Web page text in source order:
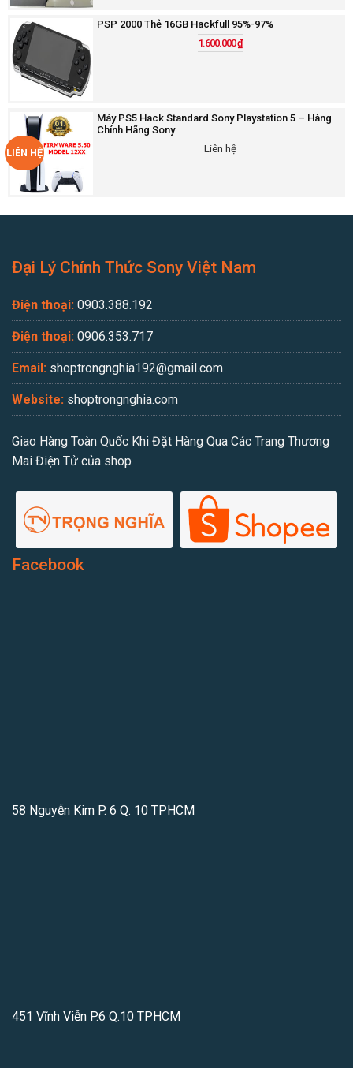
PSP 2000 Thẻ 16GB Hackfull 95%-97%
1.600.000₫
LIÊN HỆ
Máy PS5 Hack Standard Sony Playstation 5 – Hàng
Chính Hãng Sony
Liên hệ
Đại Lý Chính Thức Sony Việt Nam
Điện thoại: 0903.388.192
Điện thoại: 0906.353.717
Email: shoptrongnghia192@gmail.com
Website: shoptrongnghia.com
Giao Hàng Toàn Quốc Khi Đặt Hàng Qua Các Trang Thương
Mai Điện Tử của shop
Facebook
58 Nguyễn Kim P. 6 Q. 10 TPHCM
451 Vĩnh Viễn P.6 Q.10 TPHCM